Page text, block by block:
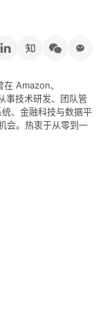
Amazon、
事技术研发、团队管
、金融科技与数据平
会。热衷于从零到一